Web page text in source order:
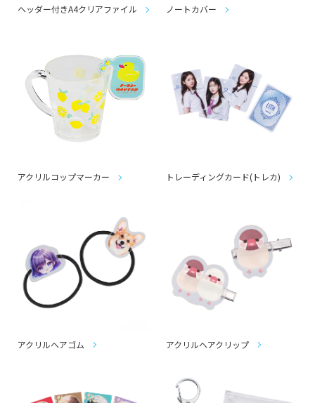
ヘッダー付きA4クリアファイル ノートカバー
アクリルコップマーカー トレーディングカード(トレカ)
アクリルヘアゴム アクリルヘアクリップ